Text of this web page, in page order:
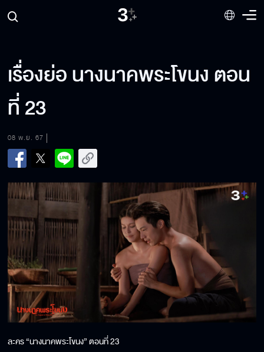
เรื่องย่อ นางนาคพระโขนง ตอน
ที่ 23
08 พ.ย. 67
ละคร “นางนาคพระโขนง” ตอนที่ 23